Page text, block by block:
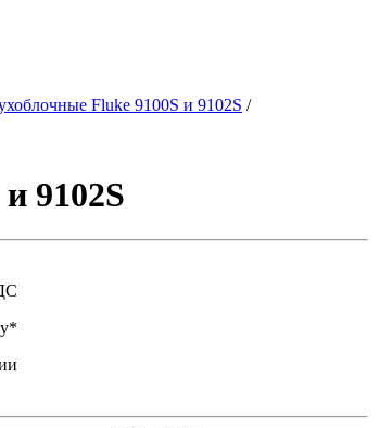
Fluke 9100S и 9102S /
9102S